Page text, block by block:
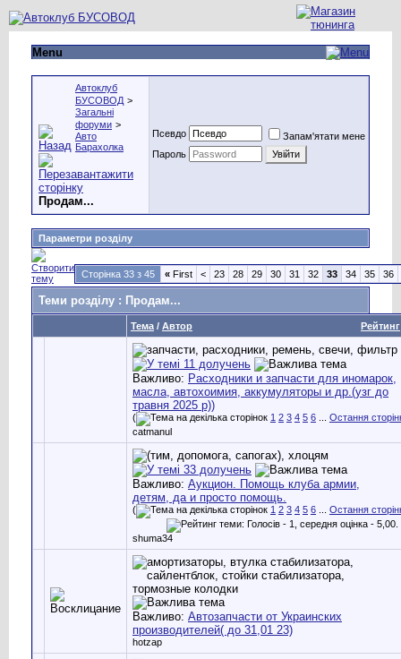
Menu
Автоклуб
БУСОВОД >
Загальні
форуми >
Авто
Барахолка
Продам...
Псевдо
Запам'ятати мене
Пароль
Параметри розділу
Сторінка 33 з 45 « First < 23 28 29 30 31 32 33 34 35 36
Теми розділу : Продам...
Рейтинг
Тема / Автор
Важливо: Расходники и запчасти для иномарок,
масла, автохоимия, аккумуляторы и др.(узг до
травня 2025 р))
( 1 2 3 4 5 6
Остання
catmanul
Важливо: Аукцион. Помощь клуба армии,
детям, да и просто помощь.
( 1 2 3 4 5 6 Остання
shuma34
Важливо: Автозапчасти от Украинских
производителей( до 31,01 23)
hotzap